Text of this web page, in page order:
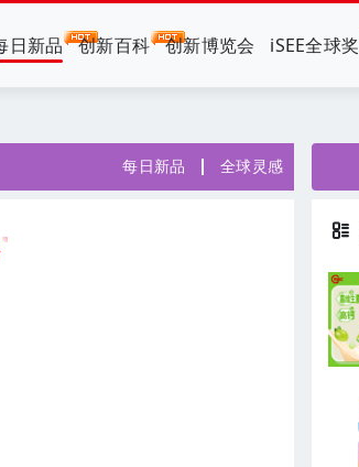
日新品 创新百科 创新博览会 iSEE全球奖
每日新品 全球灵感